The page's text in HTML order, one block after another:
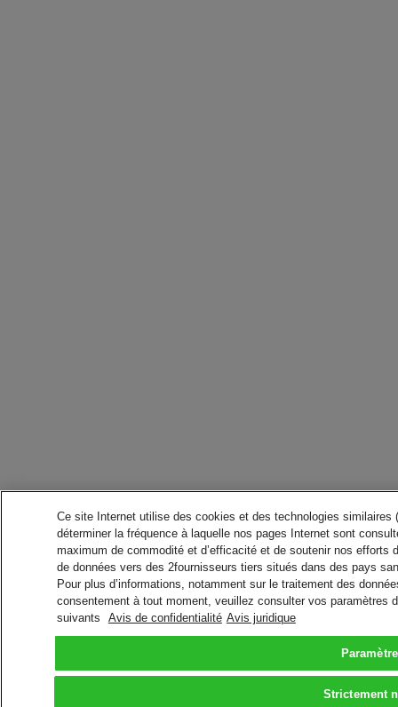
Ce site Internet utilise des cookies et des technologies
déterminer la fréquence à laquelle nos pages Internet sont
maximum de commodité et d’efficacité et de soutenir nos
de données vers des 2fournisseurs tiers situés dans des pays
Pour plus d’informations, notamment sur le traitement des
consentement à tout moment, veuillez consulter vos paramètres
suivants
Avis de confidentialité Avis juridique
Strictement